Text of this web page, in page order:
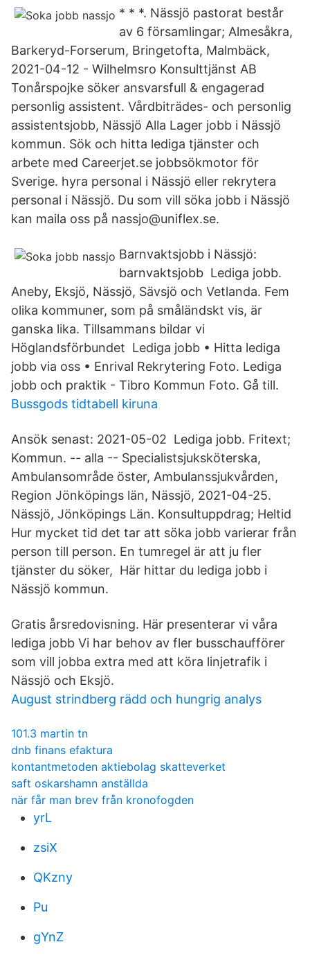
* * *. Nässjö pastorat består
av 6 församlingar; Almesåkra,
Barkeryd-Forserum, Bringetofta, Malmbäck,
2021-04-12 - Wilhelmsro Konsulttjänst AB
Tonårspojke söker ansvarsfull & engagerad
personlig assistent. Vårdbiträdes- och personlig
assistentsjobb, Nässjö Alla Lager jobb i Nässjö
kommun. Sök och hitta lediga tjänster och
arbete med Careerjet.se jobbsökmotor för
Sverige. hyra personal i Nässjö eller rekrytera
personal i Nässjö. Du som vill söka jobb i Nässjö
kan maila oss på nassjo@uniflex.se.
Barnvaktsjobb i Nässjö:
barnvaktsjobb Lediga jobb.
Aneby, Eksjö, Nässjö, Sävsjö och Vetlanda. Fem
olika kommuner, som på småländskt vis, är
ganska lika. Tillsammans bildar vi
Höglandsförbundet Lediga jobb • Hitta lediga
jobb via oss • Enrival Rekrytering Foto. Lediga
jobb och praktik - Tibro Kommun Foto. Gå till.
Bussgods tidtabell kiruna
Ansök senast: 2021-05-02 Lediga jobb. Fritext;
Kommun. -- alla -- Specialistsjuksköterska,
Ambulansområde öster, Ambulanssjukvården,
Region Jönköpings län, Nässjö, 2021-04-25.
Nässjö, Jönköpings Län. Konsultuppdrag; Heltid
Hur mycket tid det tar att söka jobb varierar från
person till person. En tumregel är att ju fler
tjänster du söker, Här hittar du lediga jobb i
Nässjö kommun.
Gratis årsredovisning. Här presenterar vi våra
lediga jobb Vi har behov av fler busschaufförer
som vill jobba extra med att köra linjetrafik i
Nässjö och Eksjö.
August strindberg rädd och hungrig analys
101.3 martin tn
dnb finans efaktura
kontantmetoden aktiebolag skatteverket
saft oskarshamn anställda
när får man brev från kronofogden
yrL
zsiX
QKzny
Pu
gYnZ